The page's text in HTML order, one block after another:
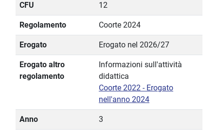
CFU 12
Regolamento Coorte 2024
Erogato Erogato nel 2026/27
Erogato altro
regolamento
Informazioni sull'attività
didattica
Coorte 2022 - Erogato
nell'anno 2024
Anno 3